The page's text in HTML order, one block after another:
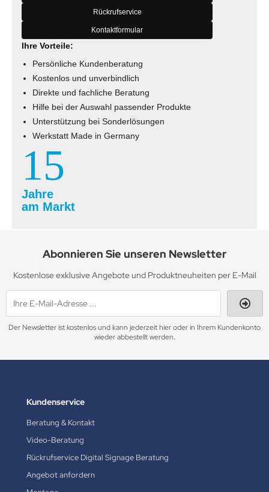
Rückrufservice
Kontaktformular
Ihre Vorteile:
Persönliche Kundenberatung
Kostenlos und unverbindlich
Direkte und fachliche Beratung
Hilfe bei der Auswahl passender Produkte
Unterstützung bei Sonderlösungen
Werkstatt Made in Germany
15
Jahre
am Markt
Abonnieren Sie unseren Newsletter
Kostenlose exklusive Angebote und Produktneuheiten per E-Mail
Der Newsletter ist kostenlos und kann jederzeit hier oder in Ihrem Kundenkonto
wieder abbestellt werden.
Kundenservice
Beratung & Kontakt
Video-Beratung
Rückrufservice Digital Signage Beratung
Angebot anfordern